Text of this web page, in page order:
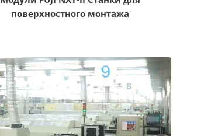
поверхностного монтажа